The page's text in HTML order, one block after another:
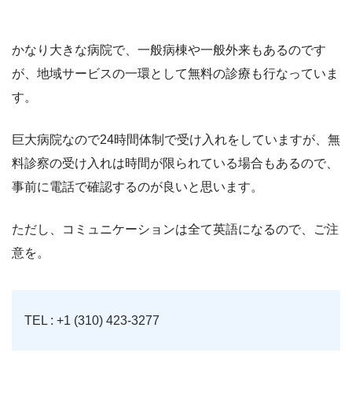
かなり大きな病院で、一般病棟や一般外来もあるのです
が、地域サービスの一環として無料の診療も行なっていま
す。
巨大病院なので24時間体制で受け入れをしていますが、無
料診察の受け入れは時間が限られている場合もあるので、
事前に電話で確認するのが良いと思います。
ただし、コミュニケーションは全て英語になるので、ご注
意を。
TEL : +1 (310) 423-3277